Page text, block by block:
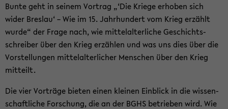
Bunte geht in sei­nem Vor­trag „‘Die Krie­ge er­ho­ben sich
wider Bres­lau‘ – Wie im 15. Jahr­hun­dert vom Krieg er­zählt
wurde“ der Frage nach, wie mit­tel­al­ter­li­che Ge­schichts­
schrei­ber über den Krieg er­zäh­len und was uns dies über die
Vor­stel­lun­gen mit­tel­al­ter­li­cher Men­schen über den Krieg
mit­teilt.
Die vier Vor­trä­ge bie­ten einen klei­nen Ein­blick in die wis­sen­
schaft­li­che For­schung, die an der BGHS be­trie­ben wird. Wie